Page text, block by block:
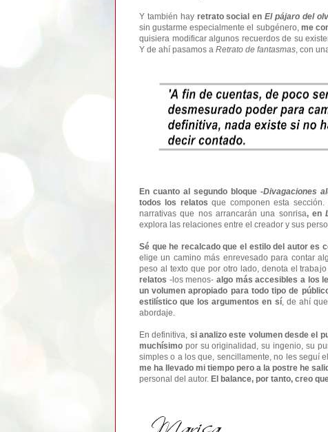
Y también hay retrato social enEl pájaro del
sin gustarme especialmente el subgénero, me
quisiera modificar algunos recuerdos de su
Y de ahí pasamos a Retrato de fantasmas , con
En cuanto al segundo bloque -Divagaciones
todos los relatos que componen esta sección.
narrativas que nos arrancarán una sonrisa, en
explora las relaciones entre el creador y sus
Sé que he recalcado que el estilo del autor es
elige un camino más enrevesado para contar
peso al texto que por otro lado, denota el
relatos -los menos- algo más accesibles a los
unvolumen apropiado para todo tipo de
estilístico que los argumentos en sí, de ahí
abordaje.
En definitiva, si analizo este volumen desde el
muchísimo por su originalidad, su ingenio, su
simples o a los que, sencillamente, no les seguí
me ha llevado mi tiempo pero a la postre he
personal del autor. El balance, por tanto, creo